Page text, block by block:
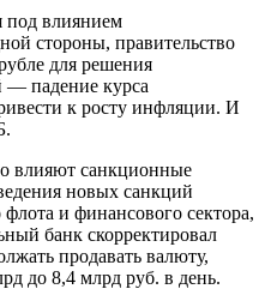
под влиянием
стороны, правительство
для решения
— падение курса
к росту инфляции. И
влияют санкционные
новых санкций
и финансового сектора,
банк скорректировал
продавать валюту,
до 8,4 млрд руб. в день.